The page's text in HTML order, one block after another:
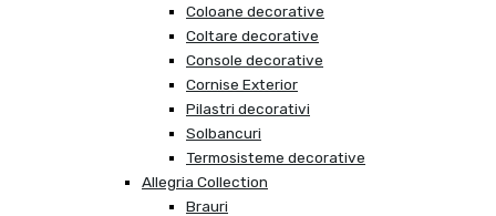
Coloane decorative
Coltare decorative
Console decorative
Cornise Exterior
Pilastri decorativi
Solbancuri
Termosisteme decorative
Allegria Collection
Brauri